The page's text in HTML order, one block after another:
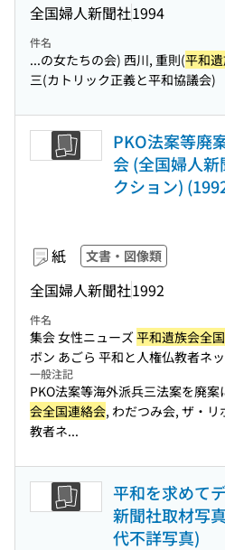
全国婦人新聞社1994
件名
...の女たちの会) 西川, 重則(平和
三(カトリック正義と平和協議会)
PKO法案等廃
会 (全国婦人
クション)
紙 文書・図像類
全国婦人新聞社1992
件名
集会 女性ニューズ平和遺族会全
ボン あごら 平和と人権仏教者ネ
一般注記
PKO法案等海外派兵三法案を廃
会全国連絡会, わだつみ会, ザ・
教者ネ...
平和を求めて
新聞社取材写
代不詳写真)